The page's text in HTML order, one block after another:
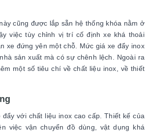
cũng được lắp sẵn hệ thống khóa nằm ở
việc tùy chỉnh vị trí cố định xe khá thoải
xe đứng yên một chỗ. Mức giá xe đẩy inox
sản xuất mà có sự chênh lệch. Ngoài ra
một số tiêu chí về chất liệu inox, về thiết
với chất liệu inox cao cấp. Thiết kế của
việc vận chuyển đồ dùng, vật dụng khá